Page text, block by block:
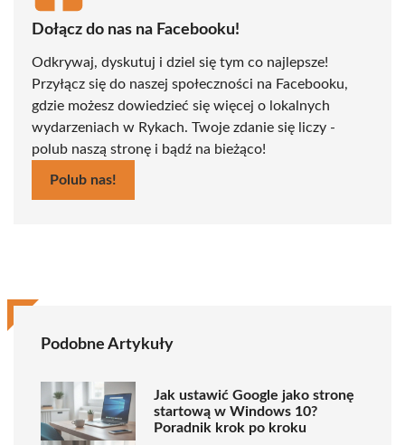
Dołącz do nas na Facebooku!
Odkrywaj, dyskutuj i dziel się tym co najlepsze!
Przyłącz się do naszej społeczności na Facebooku,
gdzie możesz dowiedzieć się więcej o lokalnych
wydarzeniach w Rykach. Twoje zdanie się liczy -
polub naszą stronę i bądź na bieżąco!
Polub nas!
Podobne Artykuły
Jak ustawić Google jako stronę
startową w Windows 10?
Poradnik krok po kroku